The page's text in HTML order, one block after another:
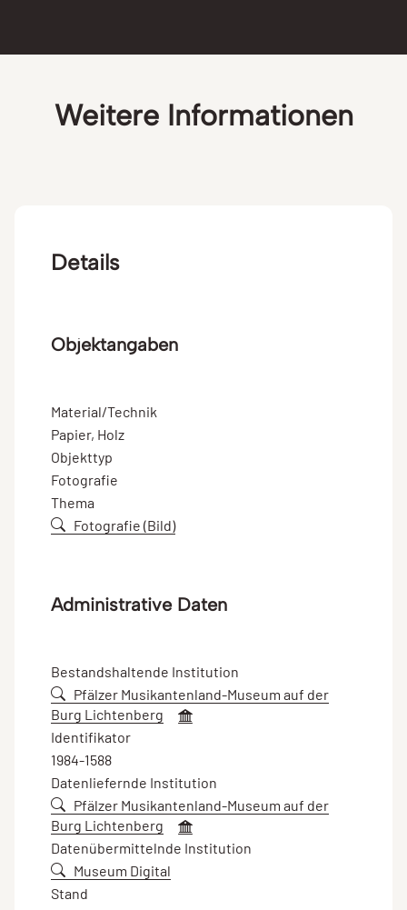
Weitere Informationen
Details
Objektangaben
Material/Technik
Papier, Holz
Objekttyp
Fotografie
Thema
Fotografie (Bild)
Administrative Daten
Bestandshaltende Institution
Pfälzer Musikantenland-Museum auf der
Burg Lichtenberg
Identifikator
1984-1588
Datenliefernde Institution
Pfälzer Musikantenland-Museum auf der
Burg Lichtenberg
Datenübermittelnde Institution
Museum Digital
Stand